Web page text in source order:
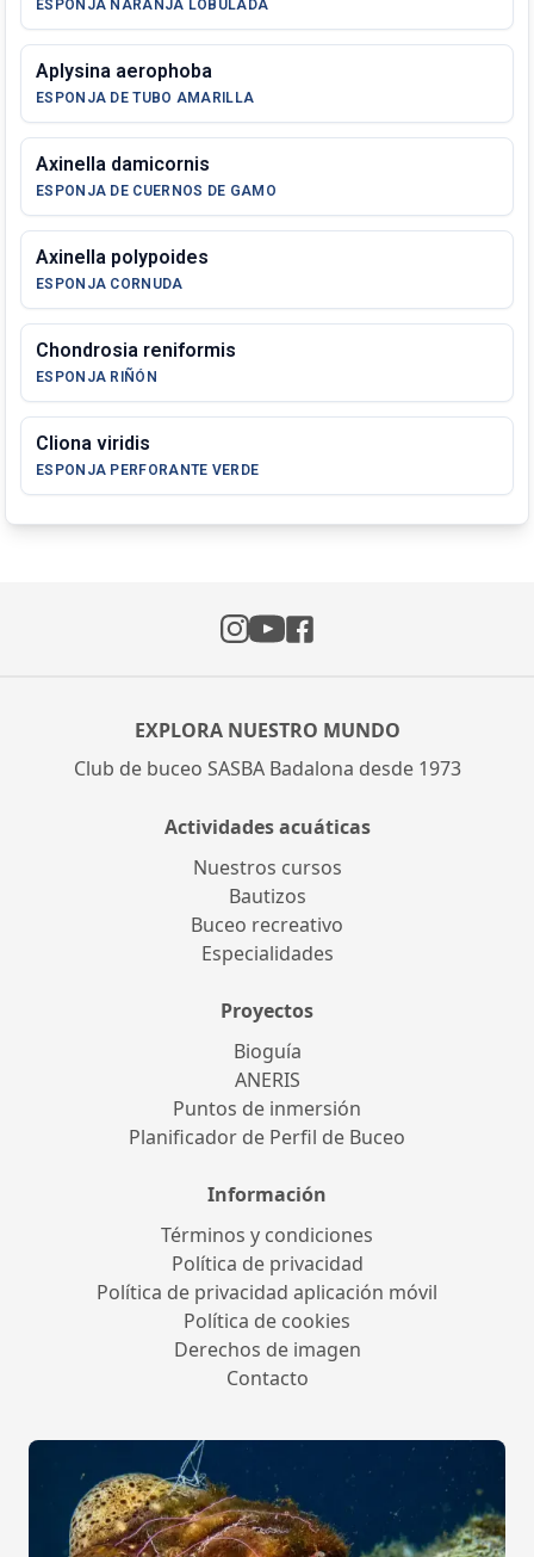
ESPONJA NARANJA LOBULADA
Aplysina aerophoba
ESPONJA DE TUBO AMARILLA
Axinella damicornis
ESPONJA DE CUERNOS DE GAMO
Axinella polypoides
ESPONJA CORNUDA
Chondrosia reniformis
ESPONJA RIÑÓN
Cliona viridis
ESPONJA PERFORANTE VERDE
EXPLORA NUESTRO MUNDO
Club de buceo SASBA Badalona desde 1973
Actividades acuáticas
Nuestros cursos
Bautizos
Buceo recreativo
Especialidades
Proyectos
Bioguía
ANERIS
Puntos de inmersión
Planificador de Perfil de Buceo
Información
Términos y condiciones
Política de privacidad
Política de privacidad aplicación móvil
Política de cookies
Derechos de imagen
Contacto